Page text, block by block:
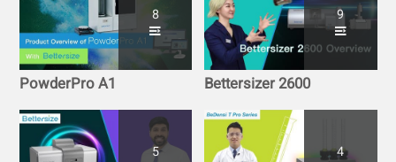
8
PowderPro A1
9
Bettersizer 2600
5 4